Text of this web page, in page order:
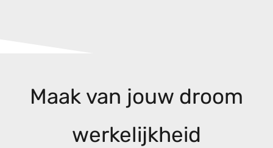
Maak van jouw droom
werkelijkheid